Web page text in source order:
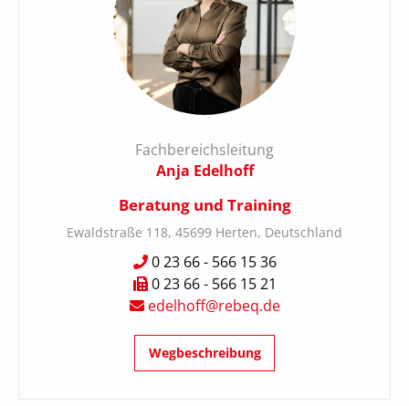
Fachbereichsleitung
Anja Edelhoff
Beratung und Training
Ewaldstraße 118, 45699 Herten, Deutschland
0 23 66 - 566 15 36
0 23 66 - 566 15 21
edelhoff@rebeq.de
Wegbeschreibung